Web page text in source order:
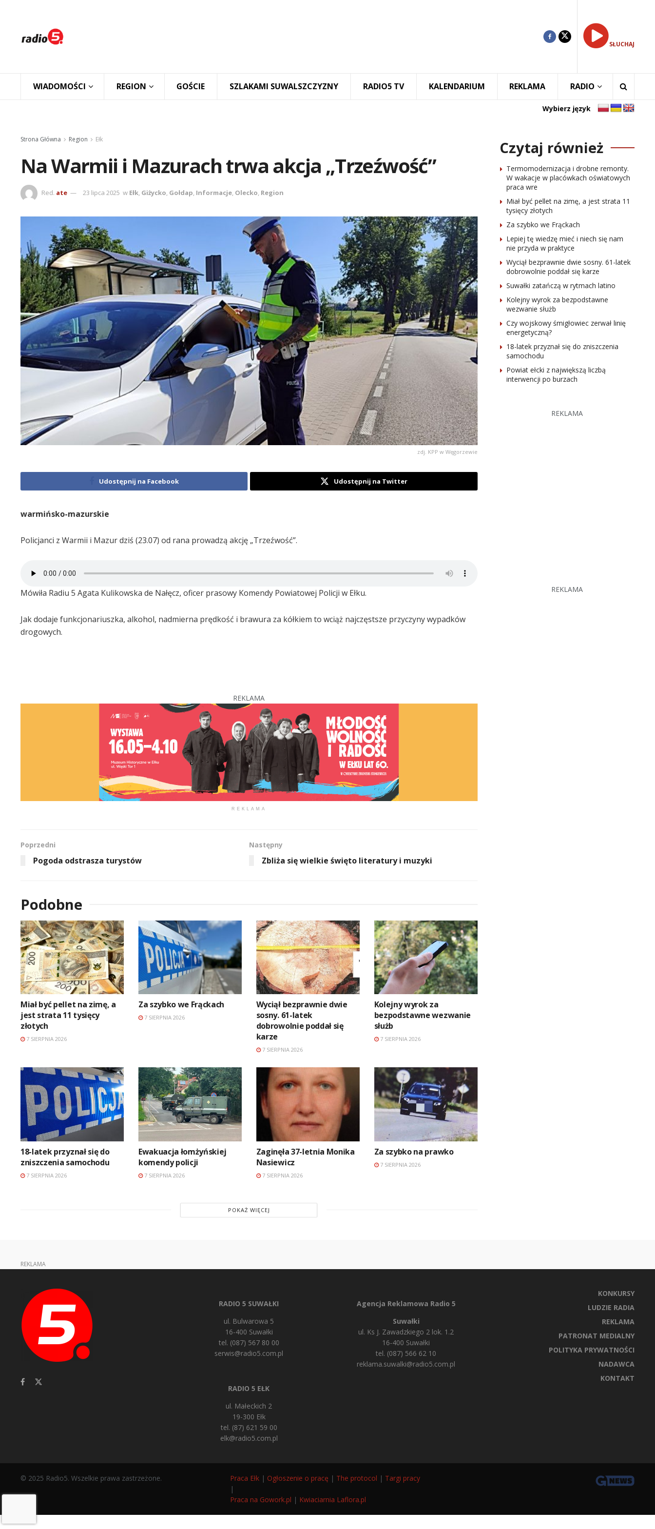
SŁUCHAJ
WIADOMOŚCI REGION GOŚCIE SZLAKAMI SUWALSZCZYZNY RADIO5 TV KALENDARIUM REKLAMA RADIO
Wybierz język
Strona Główna Region Ełk
Na Warmii i Mazurach trwa akcja „Trzeźwość”
Red. ate 23 lipca 2025 w Ełk, Giżycko, Gołdap, Informacje, Olecko, Region
zdj. KPP w Węgorzewie
Udostępnij na Facebook Udostępnij na Twitter
warmińsko-mazurskie
Policjanci z Warmii i Mazur dziś (23.07) od rana prowadzą akcję „Trzeźwość”.
Mówiła Radiu 5 Agata Kulikowska de Nałęcz, oficer prasowy Komendy Powiatowej Policji w Ełku.
Jak dodaje funkcjonariuszka, alkohol, nadmierna prędkość i brawura za kółkiem to wciąż najczęstsze przyczyny wypadków
drogowych.
REKLAMA
REKLAMA
Poprzedni
Pogoda odstrasza turystów
Następny
Zbliża się wielkie święto literatury i muzyki
Podobne
Miał być pellet na zimę, a
jest strata 11 tysięcy
złotych
7 SIERPNIA 2026
Za szybko we Frąckach
7 SIERPNIA 2026
Wyciął bezprawnie dwie
sosny. 61-latek
dobrowolnie poddał się
karze
7 SIERPNIA 2026
Kolejny wyrok za
bezpodstawne wezwanie
służb
7 SIERPNIA 2026
18-latek przyznał się do
zniszczenia samochodu
7 SIERPNIA 2026
Ewakuacja łomżyńskiej
komendy policji
7 SIERPNIA 2026
Zaginęła 37-letnia Monika
Nasiewicz
7 SIERPNIA 2026
Za szybko na prawko
7 SIERPNIA 2026
POKAŻ WIĘCEJ
Czytaj również
Termomodernizacja i drobne remonty.
W wakacje w placówkach oświatowych
praca wre
Miał być pellet na zimę, a jest strata 11
tysięcy złotych
Za szybko we Frąckach
Lepiej tę wiedzę mieć i niech się nam
nie przyda w praktyce
Wyciął bezprawnie dwie sosny. 61-latek
dobrowolnie poddał się karze
Suwałki zatańczą w rytmach latino
Kolejny wyrok za bezpodstawne
wezwanie służb
Czy wojskowy śmigłowiec zerwał linię
energetyczną?
18-latek przyznał się do zniszczenia
samochodu
Powiat ełcki z największą liczbą
interwencji po burzach
REKLAMA
REKLAMA
REKLAMA
RADIO 5 SUWAŁKI
ul. Bulwarowa 5
16-400 Suwałki
tel. (087) 567 80 00
serwis@radio5.com.pl
RADIO 5 EŁK
ul. Małeckich 2
19-300 Ełk
tel. (87) 621 59 00
elk@radio5.com.pl
Agencja Reklamowa Radio 5
Suwałki
ul. Ks J. Zawadzkiego 2 lok. 1.2
16-400 Suwałki
tel. (087) 566 62 10
reklama.suwalki@radio5.com.pl
KONKURSY
LUDZIE RADIA
REKLAMA
PATRONAT MEDIALNY
POLITYKA PRYWATNOŚCI
NADAWCA
KONTAKT
© 2025 Radio5. Wszelkie prawa zastrzeżone. Praca Ełk | Ogłoszenie o pracę | The protocol | Targi pracy
|
Praca na Gowork.pl | Kwiaciarnia Laflora.pl